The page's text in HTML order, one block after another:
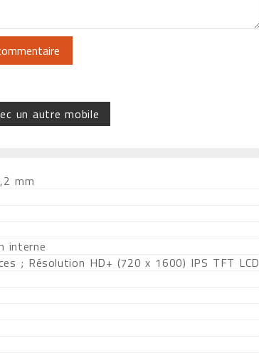
un autre mobile
mm
interne
; Résolution HD+ (720 x 1600) IPS TFT LCD